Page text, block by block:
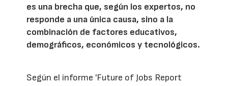
es una brecha que, según los expertos, no
responde a una única causa, sino a la
combinación de factores educativos,
demográficos, económicos y tecnológicos.
Según el informe 'Future of Jobs Report